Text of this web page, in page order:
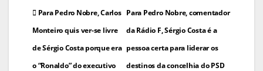
Navegação
de
artigos
Para Pedro Nobre, comentador
da Rádio F, Sérgio Costa é a
pessoa certa para liderar os
destinos da concelhia do PSD
Para Pedro Nobre, Carlos
Monteiro quis ver-se livre
de Sérgio Costa porque era
o “Ronaldo” do executivo